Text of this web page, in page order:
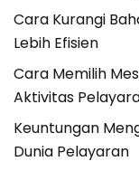
Cara Kurangi
Lebih Efisien
Cara Memilih
Aktivitas
Keuntungan
Dunia Pelayaran